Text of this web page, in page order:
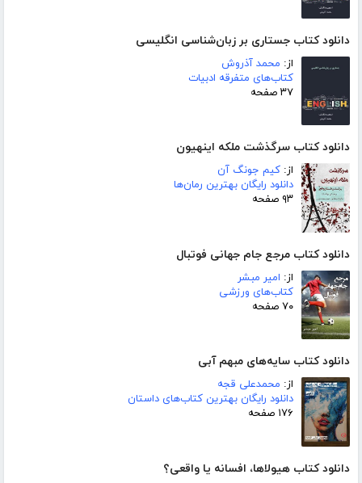
دانلود کتاب جستاری بر زبان‌شناسی انگلیسی
از: محمد آذروش
کتاب‌های متفرقه ادبیات
۳۷ صفحه
دانلود کتاب سرگذشت ملکه اینهیون
از: کیم جونگ آن
دانلود رایگان بهترین رمان‌ها
۹۳ صفحه
دانلود کتاب مرجع جام جهانی فوتبال
از: امیر مبشر
کتاب‌های ورزشی
۷۰ صفحه
دانلود کتاب سایه‌های مبهم آبی
از: محمدعلی قجه
دانلود رایگان بهترین کتاب‌های داستان
۱۷۶ صفحه
دانلود کتاب هیولاها، افسانه یا واقعی؟